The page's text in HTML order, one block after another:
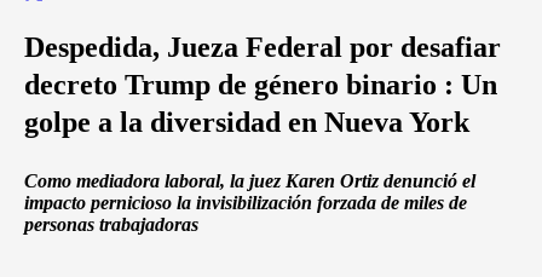
Despedida, Jueza Federal por desafiar
decreto Trump de género binario : Un
golpe a la diversidad en Nueva York
Como mediadora laboral, la juez Karen Ortiz denunció el
impacto pernicioso la invisibilización forzada de miles de
personas trabajadoras